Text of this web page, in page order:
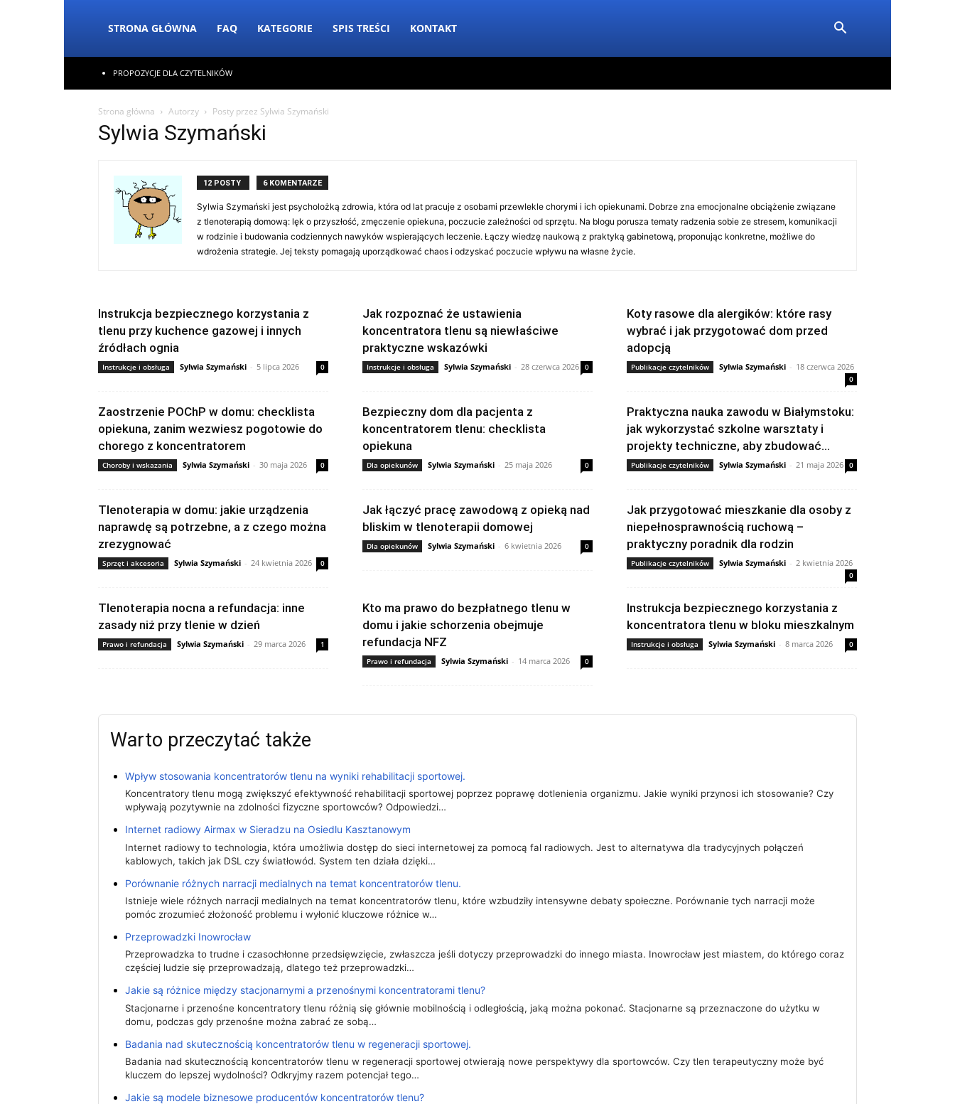
STRONA GŁÓWNA FAQ KATEGORIE SPIS TREŚCI KONTAKT
PROPOZYCJE DLA CZYTELNIKÓW
Strona główna Autorzy Posty przez Sylwia Szymański
Sylwia Szymański
12 POSTY 6 KOMENTARZE
Sylwia Szymański jest psycholożką zdrowia, która od lat pracuje z osobami przewlekle chorymi i ich opiekunami. Dobrze zna emocjonalne obciążenie związane
z tlenoterapią domową: lęk o przyszłość, zmęczenie opiekuna, poczucie zależności od sprzętu. Na blogu porusza tematy radzenia sobie ze stresem, komunikacji
w rodzinie i budowania codziennych nawyków wspierających leczenie. Łączy wiedzę naukową z praktyką gabinetową, proponując konkretne, możliwe do
wdrożenia strategie. Jej teksty pomagają uporządkować chaos i odzyskać poczucie wpływu na własne życie.
Instrukcja bezpiecznego korzystania z
tlenu przy kuchence gazowej i innych
źródłach ognia
Instrukcje i obsługa Sylwia Szymański - 5 lipca 2026 0
Jak rozpoznać że ustawienia
koncentratora tlenu są niewłaściwe
praktyczne wskazówki
Instrukcje i obsługa Sylwia Szymański - 28 czerwca 2026 0
Koty rasowe dla alergików: które rasy
wybrać i jak przygotować dom przed
adopcją
Publikacje czytelników Sylwia Szymański - 18 czerwca 2026
0
Zaostrzenie POChP w domu: checklista
opiekuna, zanim wezwiesz pogotowie do
chorego z koncentratorem
Choroby i wskazania Sylwia Szymański - 30 maja 2026 0
Bezpieczny dom dla pacjenta z
koncentratorem tlenu: checklista
opiekuna
Dla opiekunów Sylwia Szymański - 25 maja 2026 0
Praktyczna nauka zawodu w Białymstoku:
jak wykorzystać szkolne warsztaty i
projekty techniczne, aby zbudować...
Publikacje czytelników Sylwia Szymański - 21 maja 2026 0
Tlenoterapia w domu: jakie urządzenia
naprawdę są potrzebne, a z czego można
zrezygnować
Sprzęt i akcesoria Sylwia Szymański - 24 kwietnia 2026 0
Jak łączyć pracę zawodową z opieką nad
bliskim w tlenoterapii domowej
Dla opiekunów Sylwia Szymański - 6 kwietnia 2026 0
Jak przygotować mieszkanie dla osoby z
niepełnosprawnością ruchową –
praktyczny poradnik dla rodzin
Publikacje czytelników Sylwia Szymański - 2 kwietnia 2026
0
Tlenoterapia nocna a refundacja: inne
zasady niż przy tlenie w dzień
Prawo i refundacja Sylwia Szymański - 29 marca 2026 1
Kto ma prawo do bezpłatnego tlenu w
domu i jakie schorzenia obejmuje
refundacja NFZ
Prawo i refundacja Sylwia Szymański - 14 marca 2026 0
Instrukcja bezpiecznego korzystania z
koncentratora tlenu w bloku mieszkalnym
Instrukcje i obsługa Sylwia Szymański - 8 marca 2026 0
Warto przeczytać także
Wpływ stosowania koncentratorów tlenu na wyniki rehabilitacji sportowej.
Koncentratory tlenu mogą zwiększyć efektywność rehabilitacji sportowej poprzez poprawę dotlenienia organizmu. Jakie wyniki przynosi ich stosowanie? Czy
wpływają pozytywnie na zdolności fizyczne sportowców? Odpowiedzi…
Internet radiowy Airmax w Sieradzu na Osiedlu Kasztanowym
Internet radiowy to technologia, która umożliwia dostęp do sieci internetowej za pomocą fal radiowych. Jest to alternatywa dla tradycyjnych połączeń
kablowych, takich jak DSL czy światłowód. System ten działa dzięki…
Porównanie różnych narracji medialnych na temat koncentratorów tlenu.
Istnieje wiele różnych narracji medialnych na temat koncentratorów tlenu, które wzbudziły intensywne debaty społeczne. Porównanie tych narracji może
pomóc zrozumieć złożoność problemu i wyłonić kluczowe różnice w…
Przeprowadzki Inowrocław
Przeprowadzka to trudne i czasochłonne przedsięwzięcie, zwłaszcza jeśli dotyczy przeprowadzki do innego miasta. Inowrocław jest miastem, do którego coraz
częściej ludzie się przeprowadzają, dlatego też przeprowadzki…
Jakie są różnice między stacjonarnymi a przenośnymi koncentratorami tlenu?
Stacjonarne i przenośne koncentratory tlenu różnią się głównie mobilnością i odległością, jaką można pokonać. Stacjonarne są przeznaczone do użytku w
domu, podczas gdy przenośne można zabrać ze sobą…
Badania nad skutecznością koncentratorów tlenu w regeneracji sportowej.
Badania nad skutecznością koncentratorów tlenu w regeneracji sportowej otwierają nowe perspektywy dla sportowców. Czy tlen terapeutyczny może być
kluczem do lepszej wydolności? Odkryjmy razem potencjał tego…
Jakie są modele biznesowe producentów koncentratorów tlenu?